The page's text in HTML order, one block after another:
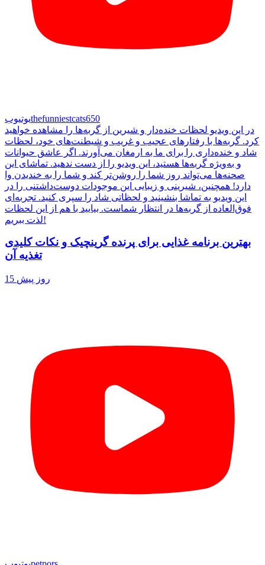
یوتیوبthefunniestcats650
در این ویدیو لحظات خنده‌دار و شیرین از گربه‌ها را مشاهده خواهید
کرد. گربه‌ها با رفتارهای عجیب و غریب و شیطنت‌های خود، لحظات
شاد و خنده‌داری را برای ما به ارمغان می‌آورند. اگر عاشق حیوانات
و به‌ویژه گربه‌ها هستید، این ویدیو را از دست ندهید. تماشای این
صحنه‌ها می‌تواند روز شما را روشن‌تر کند و شما را به خندیدن وا
دارد! همچنین، شیرینی و زیبایی این موجودات دوست‌داشتنی را در
این ویدیو به تماشا بنشینید و لحظاتی شاد را سپری کنید. تجربه‌ای
فوق‌العاده از گربه‌ها در انتظار شماست. بیایید با هم از این لحظات
لذت ببریم!
بهترین برنامه غذایی برای پرنده گرینچیک و نکات کلیدی
تغذیه آن
15 روز پیش